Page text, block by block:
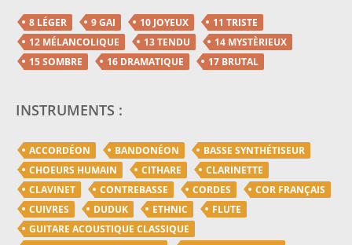
8 LÉGER 9 GAI 10 JOYEUX
11 TRISTE
12 MÉLANCOLIQUE
13 TENDU
14 MYSTÈRIEUX
15 SOMBRE
16 DRAMATIQUE 17 BRUTAL
INSTRUMENTS :
ACCORDÉON BANDONÉON
BASSE SYNTHÉTISEUR
CHOEURS HUMAIN
CITHARE
CLARINETTE
CLAVINET
CONTREBASSE CORDES
COR FRANÇAIS
CUIVRES
DUDUK ETHNIC
FLUTE
GUITARE ACOUSTIQUE CLASSIQUE